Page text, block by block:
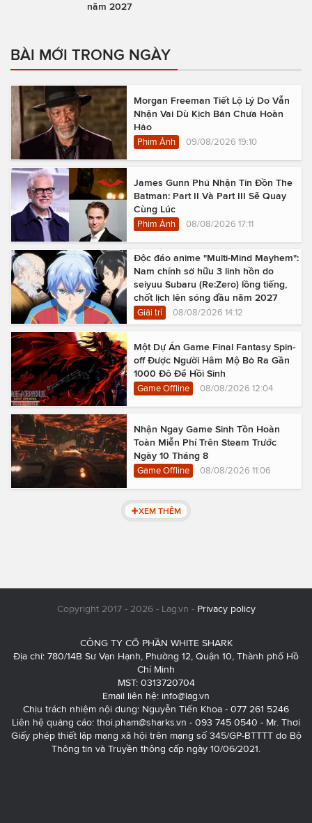
năm 2027
BÀI MỚI TRONG NGÀY
Morgan Freeman Tiết Lộ Lý Do Vẫn
Nhận Vai Dù Kịch Bản Chưa Hoàn
Hảo
Phim Ảnh 09/08/2026 19:10
James Gunn Phủ Nhận Tin Đồn The
Batman: Part II Và Part III Sẽ Quay
Cùng Lúc
Phim Ảnh 08/08/2026 17:11
Độc đáo anime "Multi-Mind Mayhem":
Nam chính sở hữu 3 linh hồn do
seiyuu Subaru (Re:Zero) lồng tiếng,
chốt lịch lên sóng đầu năm 2027
Giải trí 08/08/2026 14:12
Một Dự Án Game Final Fantasy Spin-
off Được Người Hâm Mộ Bỏ Ra Gần
1000 Đô Để Hồi Sinh
Game Offline 08/08/2026 12:04
Nhận Ngay Game Sinh Tồn Hoàn
Toàn Miễn Phí Trên Steam Trước
Ngày 10 Tháng 8
Game Offline 08/08/2026 11:06
XEM THÊM
Copyright 2017 - 2026 - Lag.vn - Privacy policy
CÔNG TY CỔ PHẦN WHITE SHARK
Địa chỉ: 780/14B Sư Vạn Hạnh, Phường 12, Quận 10, Thành phố Hồ
Chí Minh
MST: 0313720704
Email liên hệ: info@lag.vn
Chịu trách nhiệm nội dung: Nguyễn Tiến Khoa - 077 261 5246
Liên hệ quảng cáo: thoi.pham@sharks.vn - 093 745 0540 - Mr. Thơi
Giấy phép thiết lập mạng xã hội trên mạng số 345/GP-BTTTT do Bộ
Thông tin và Truyền thông cấp ngày 10/06/2021.